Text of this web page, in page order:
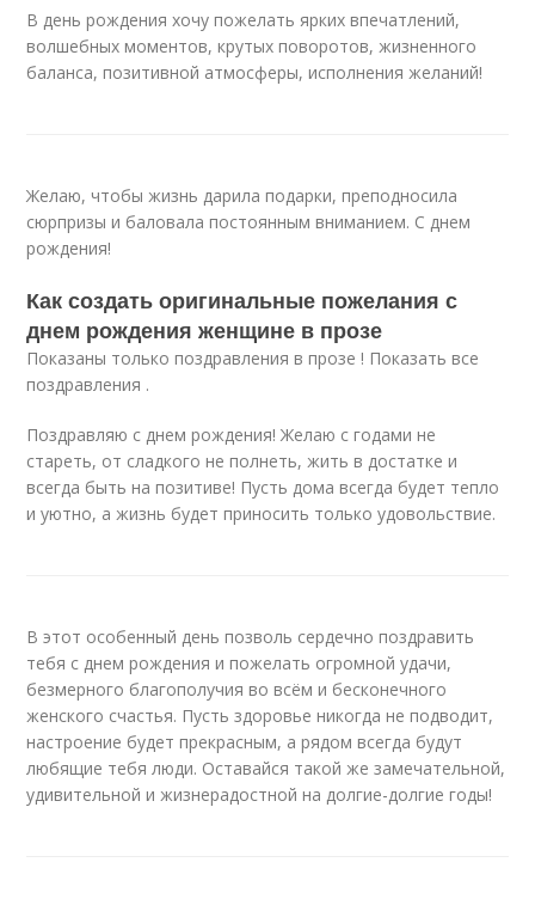
В день рождения хочу пожелать ярких впечатлений,
волшебных моментов, крутых поворотов, жизненного
баланса, позитивной атмосферы, исполнения желаний!
Желаю, чтобы жизнь дарила подарки, преподносила
сюрпризы и баловала постоянным вниманием. С днем
рождения!
Как создать оригинальные пожелания с
днем рождения женщине в прозе
Показаны только поздравления в прозе ! Показать все
поздравления .
Поздравляю с днем рождения! Желаю с годами не
стареть, от сладкого не полнеть, жить в достатке и
всегда быть на позитиве! Пусть дома всегда будет тепло
и уютно, а жизнь будет приносить только удовольствие.
В этот особенный день позволь сердечно поздравить
тебя с днем рождения и пожелать огромной удачи,
безмерного благополучия во всём и бесконечного
женского счастья. Пусть здоровье никогда не подводит,
настроение будет прекрасным, а рядом всегда будут
любящие тебя люди. Оставайся такой же замечательной,
удивительной и жизнерадостной на долгие-долгие годы!